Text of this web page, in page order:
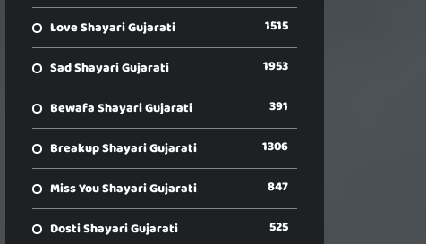
Love Shayari Gujarati 1515
Sad Shayari Gujarati 1953
Bewafa Shayari Gujarati 391
Breakup Shayari Gujarati 1306
Miss You Shayari Gujarati 847
Dosti Shayari Gujarati 525